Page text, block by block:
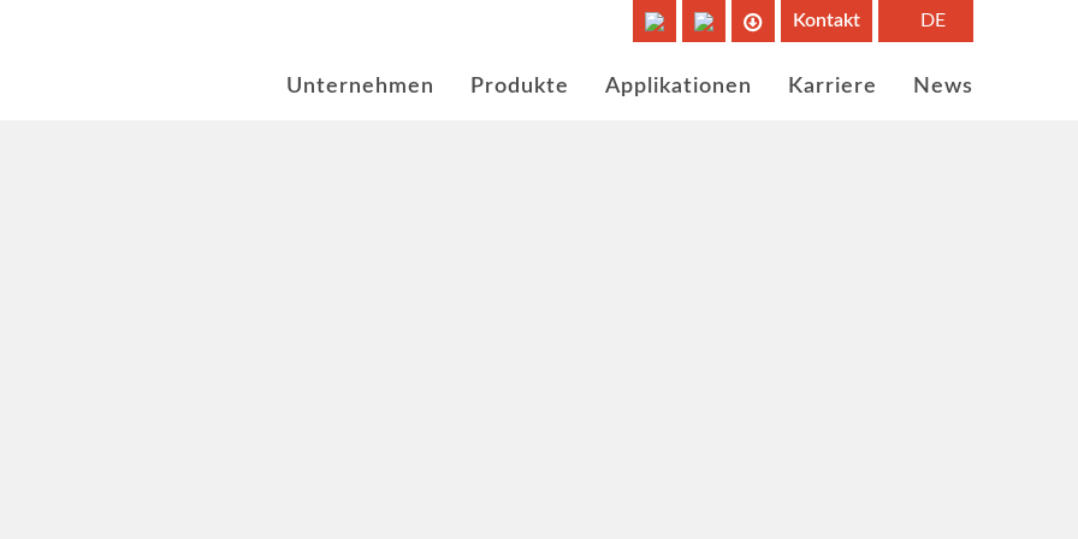
DE
Kontakt
Unternehmen Produkte Applikationen Karriere News